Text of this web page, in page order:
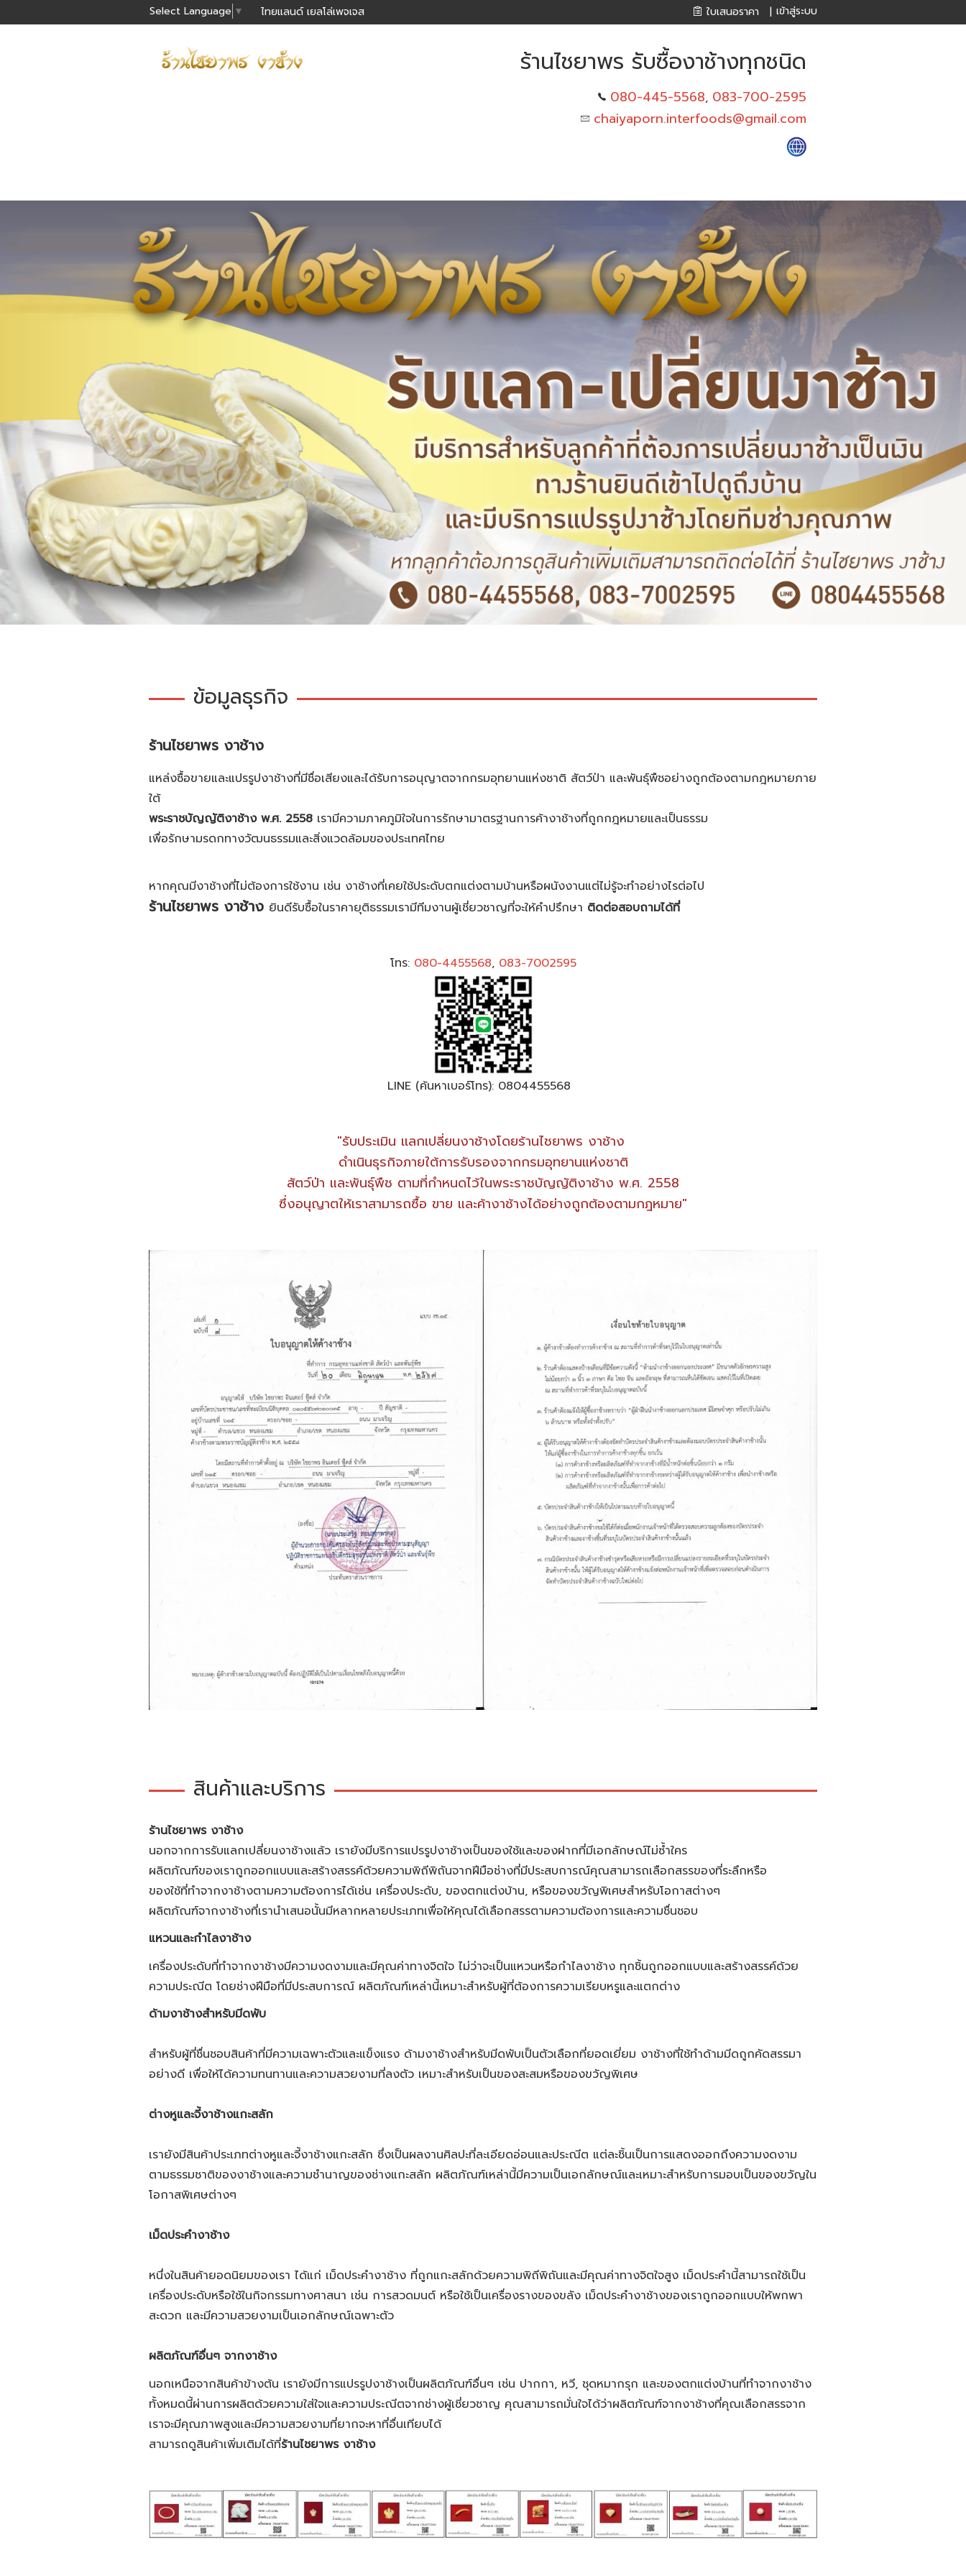
Select Language ▼ ไทยแลนด์ เยลโล่เพจเจส ใบเสนอราคา | เข้าสู่ระบบ
ร้านไชยาพร รับซื้องาช้างทุกชนิด
080-445-5568, 083-700-2595
chaiyaporn.interfoods@gmail.com
ข้อมูลธุรกิจ
ร้านไชยาพร งาช้าง
แหล่งซื้อขายและแปรรูปงาช้างที่มีชื่อเสียงและได้รับการอนุญาตจากกรมอุทยานแห่งชาติ สัตว์ป่า และพันธุ์พืชอย่างถูกต้องตามกฎหมายภาย
ใต้
พระราชบัญญัติงาช้าง พ.ศ. 2558 เรามีความภาคภูมิใจในการรักษามาตรฐานการค้างาช้างที่ถูกกฎหมายและเป็นธรรม
เพื่อรักษามรดกทางวัฒนธรรมและสิ่งแวดล้อมของประเทศไทย
หากคุณมีงาช้างที่ไม่ต้องการใช้งาน เช่น งาช้างที่เคยใช้ประดับตกแต่งตามบ้านหรือผนังงานแต่ไม่รู้จะทำอย่างไรต่อไป
ร้านไชยาพร งาช้าง ยินดีรับซื้อในราคายุติธรรมเรามีทีมงานผู้เชี่ยวชาญที่จะให้คำปรึกษา ติดต่อสอบถามได้ที่
โทร: 080-4455568, 083-7002595
LINE (ค้นหาเบอร์โทร): 0804455568
"รับประเมิน เเลกเปลี่ยนงาช้างโดยร้านไชยาพร งาช้าง
ดำเนินธุรกิจภายใต้การรับรองจากกรมอุทยานแห่งชาติ
สัตว์ป่า และพันธุ์พืช ตามที่กำหนดไว้ในพระราชบัญญัติงาช้าง พ.ศ. 2558
ซึ่งอนุญาตให้เราสามารถซื้อ ขาย และค้างาช้างได้อย่างถูกต้องตามกฎหมาย"
สินค้าและบริการ
ร้านไชยาพร งาช้าง
นอกจากการรับแลกเปลี่ยนงาช้างแล้ว เรายังมีบริการแปรรูปงาช้างเป็นของใช้และของฝากที่มีเอกลักษณ์ไม่ซ้ำใคร
ผลิตภัณฑ์ของเราถูกออกแบบและสร้างสรรค์ด้วยความพิถีพิถันจากฝีมือช่างที่มีประสบการณ์คุณสามารถเลือกสรรของที่ระลึกหรือ
ของใช้ที่ทำจากงาช้างตามความต้องการได้เช่น เครื่องประดับ, ของตกแต่งบ้าน, หรือของขวัญพิเศษสำหรับโอกาสต่างๆ
ผลิตภัณฑ์จากงาช้างที่เรานำเสนอนั้นมีหลากหลายประเภทเพื่อให้คุณได้เลือกสรรตามความต้องการและความชื่นชอบ
แหวนและกำไลงาช้าง
เครื่องประดับที่ทำจากงาช้างมีความงดงามและมีคุณค่าทางจิตใจ ไม่ว่าจะเป็นแหวนหรือกำไลงาช้าง ทุกชิ้นถูกออกแบบและสร้างสรรค์ด้วย
ความประณีต โดยช่างฝีมือที่มีประสบการณ์ ผลิตภัณฑ์เหล่านี้เหมาะสำหรับผู้ที่ต้องการความเรียบหรูและแตกต่าง
ด้ามงาช้างสำหรับมีดพับ
สำหรับผู้ที่ชื่นชอบสินค้าที่มีความเฉพาะตัวและแข็งแรง ด้ามงาช้างสำหรับมีดพับเป็นตัวเลือกที่ยอดเยี่ยม งาช้างที่ใช้ทำด้ามมีดถูกคัดสรรมา
อย่างดี เพื่อให้ได้ความทนทานและความสวยงามที่ลงตัว เหมาะสำหรับเป็นของสะสมหรือของขวัญพิเศษ
ต่างหูและจี้งาช้างแกะสลัก
เรายังมีสินค้าประเภทต่างหูและจี้งาช้างแกะสลัก ซึ่งเป็นผลงานศิลปะที่ละเอียดอ่อนและประณีต แต่ละชิ้นเป็นการแสดงออกถึงความงดงาม
ตามธรรมชาติของงาช้างและความชำนาญของช่างแกะสลัก ผลิตภัณฑ์เหล่านี้มีความเป็นเอกลักษณ์และเหมาะสำหรับการมอบเป็นของขวัญใน
โอกาสพิเศษต่างๆ
เม็ดประคำงาช้าง
หนึ่งในสินค้ายอดนิยมของเรา ได้แก่ เม็ดประคำงาช้าง ที่ถูกแกะสลักด้วยความพิถีพิถันและมีคุณค่าทางจิตใจสูง เม็ดประคำนี้สามารถใช้เป็น
เครื่องประดับหรือใช้ในกิจกรรมทางศาสนา เช่น การสวดมนต์ หรือใช้เป็นเครื่องรางของขลัง เม็ดประคำงาช้างของเราถูกออกแบบให้พกพา
สะดวก และมีความสวยงามเป็นเอกลักษณ์เฉพาะตัว
ผลิตภัณฑ์อื่นๆ จากงาช้าง
นอกเหนือจากสินค้าข้างต้น เรายังมีการแปรรูปงาช้างเป็นผลิตภัณฑ์อื่นๆ เช่น ปากกา, หวี, ชุดหมากรุก และของตกแต่งบ้านที่ทำจากงาช้าง
ทั้งหมดนี้ผ่านการผลิตด้วยความใส่ใจและความประณีตจากช่างผู้เชี่ยวชาญ คุณสามารถมั่นใจได้ว่าผลิตภัณฑ์จากงาช้างที่คุณเลือกสรรจาก
เราจะมีคุณภาพสูงและมีความสวยงามที่ยากจะหาที่อื่นเทียบได้
สามารถดูสินค้าเพิ่มเติมได้ที่ร้านไชยาพร งาช้าง